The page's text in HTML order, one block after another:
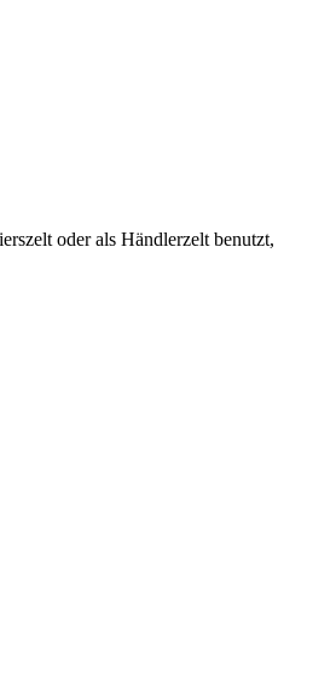
oder als Händlerzelt benutzt,